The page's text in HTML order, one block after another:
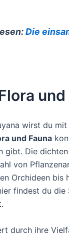
Die
wirst du mit
und Fauna
gibt. Die
von
Orchideen bis
findest du die
durch ihre